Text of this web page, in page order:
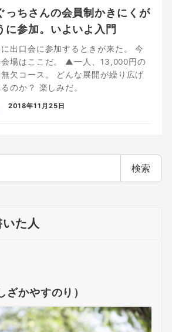
っちさんの会員制かきにくが
に参加。いよいよ入門
出口会に参加するときが来た。 今
会場はここだ。 ▲一人、13,000円の
欠コース。 どんな展開が繰り広げ
のか？ 楽しみだ。
2018年11月25日
検索
た人
ざかやすのり）